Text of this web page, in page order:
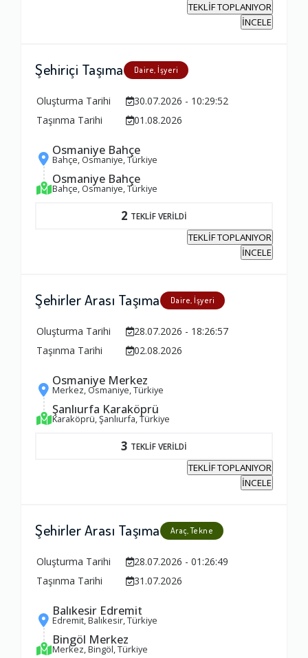
TEKLİF TOPLANIYOR
İNCELE
Şehiriçi Taşıma Daire, İşyeri
Oluşturma Tarihi
30.07.2026 - 10:29:52
Taşınma Tarihi
01.08.2026
Osmaniye Bahçe
Bahçe, Osmaniye, Türkiye
Osmaniye Bahçe
Bahçe, Osmaniye, Türkiye
2 TEKLİF VERİLDİ
TEKLİF TOPLANIYOR
İNCELE
Şehirler Arası Taşıma Daire, İşyeri
Oluşturma Tarihi
28.07.2026 - 18:26:57
Taşınma Tarihi
02.08.2026
Osmaniye Merkez
Merkez, Osmaniye, Türkiye
Şanlıurfa Karaköprü
Karaköprü, Şanlıurfa, Türkiye
3 TEKLİF VERİLDİ
TEKLİF TOPLANIYOR
İNCELE
Şehirler Arası Taşıma Araç, Tekne
Oluşturma Tarihi
28.07.2026 - 01:26:49
Taşınma Tarihi
31.07.2026
Balıkesir Edremit
Edremit, Balıkesir, Türkiye
Bingöl Merkez
Merkez, Bingöl, Türkiye